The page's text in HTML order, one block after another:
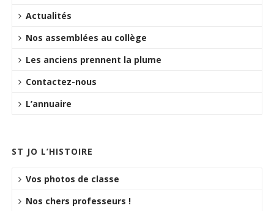
Actualités
Nos assemblées au collège
Les anciens prennent la plume
Contactez-nous
L’annuaire
ST JO L’HISTOIRE
Vos photos de classe
Nos chers professeurs !